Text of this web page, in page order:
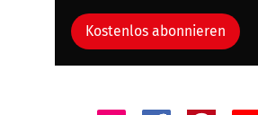
Kostenlos abonnieren